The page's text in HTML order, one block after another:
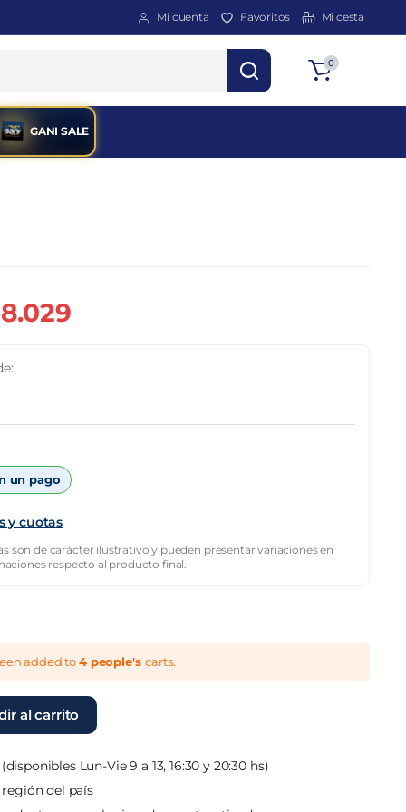
Mi cuenta Favoritos Mi cesta
0
GANI SALE
un pago
y cuotas
son de carácter ilustrativo y pueden presentar variaciones en
respecto al producto final.
added to4 people's carts.
al carrito
(disponibles Lun-Vie 9 a 13, 16:30 y 20:30 hs)
del país